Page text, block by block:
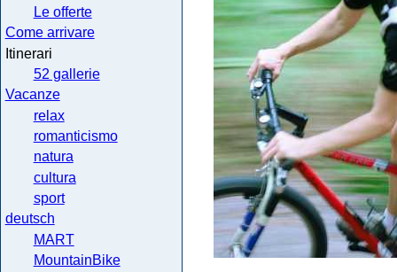
Le offerte
Come arrivare
Itinerari
52 gallerie
Vacanze
relax
romanticismo
natura
cultura
sport
deutsch
MART
MountainBike